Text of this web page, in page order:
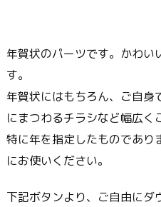
年賀状のパーツです。かわい
す。
年賀状にはもちろん、ご自身
にまつわるチラシなど幅広く
特に年を指定したものであり
にお使いください。
下記ボタンより、ご自由にダ